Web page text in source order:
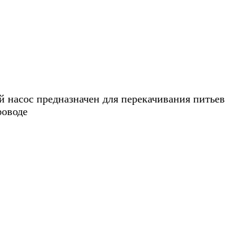
предназначен для перекачивания